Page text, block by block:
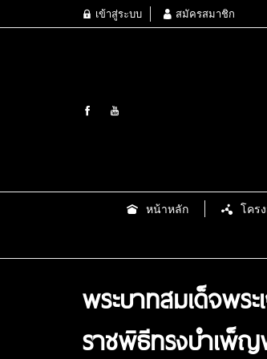
เข้าสู่ระบบ สมัครสมาชิก
หน้าหลัก โคร
พระบาทสมเด็จพร
ราชพิธีทรงบำเพ็